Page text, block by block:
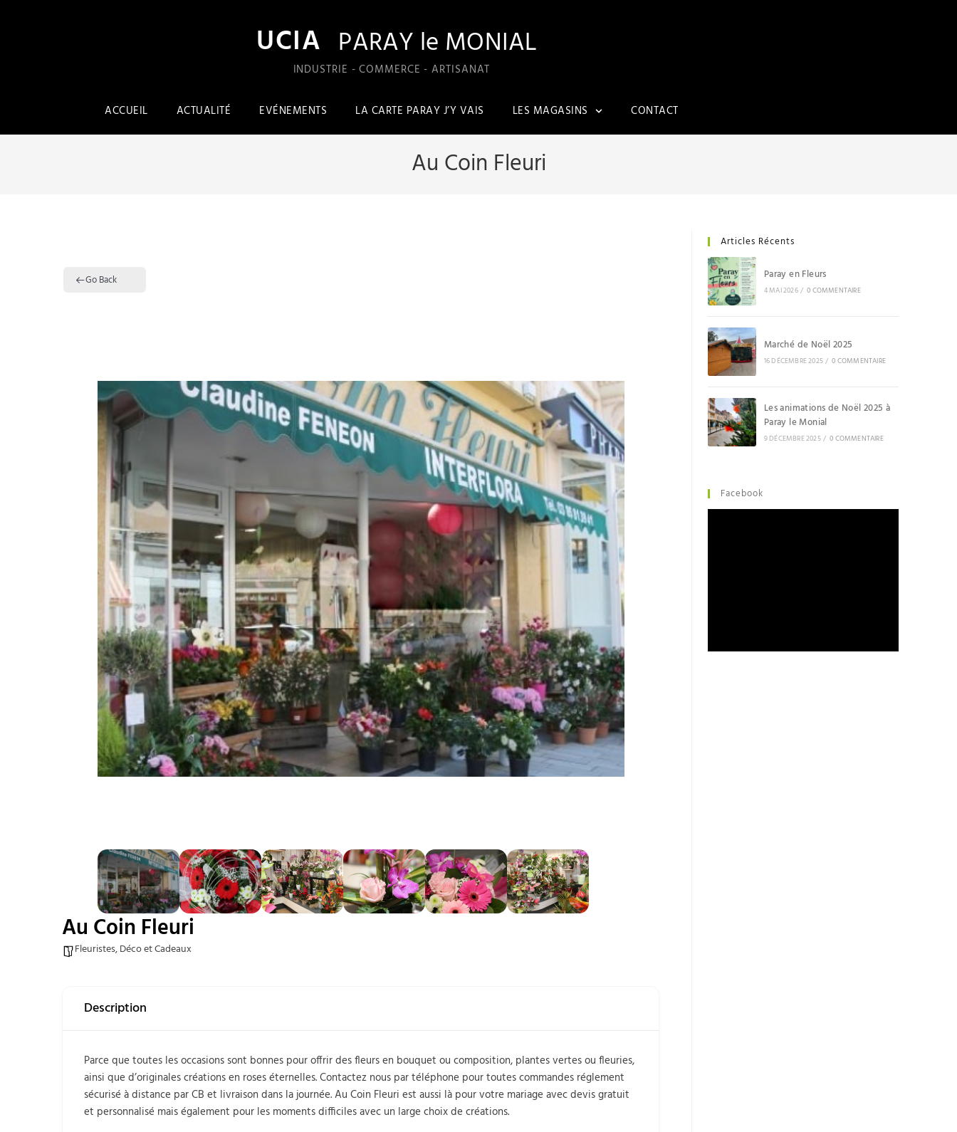
UCIA PARAY le MONIAL
INDUSTRIE - COMMERCE - ARTISANAT
ACCUEIL ACTUALITÉ EVÉNEMENTS LA CARTE PARAY J’Y VAIS LES MAGASINS CONTACT
Au Coin Fleuri
Go Back
Au Coin Fleuri
Fleuristes, Déco et Cadeaux
Description
Parce que toutes les occasions sont bonnes pour offrir des fleurs en bouquet ou composition, plantes vertes ou fleuries,
ainsi que d’originales créations en roses éternelles. Contactez nous par téléphone pour toutes commandes réglement
sécurisé à distance par CB et livraison dans la journée. Au Coin Fleuri est aussi là pour votre mariage avec devis gratuit
et personnalisé mais également pour les moments difficiles avec un large choix de créations.
Articles Récents
Paray en Fleurs
4 MAI 2026 / 0 COMMENTAIRE
Marché de Noël 2025
16 DÉCEMBRE 2025/ 0 COMMENTAIRE
Les animations de Noël 2025 à
Paray le Monial
9 DÉCEMBRE 2025 / 0 COMMENTAIRE
Facebook